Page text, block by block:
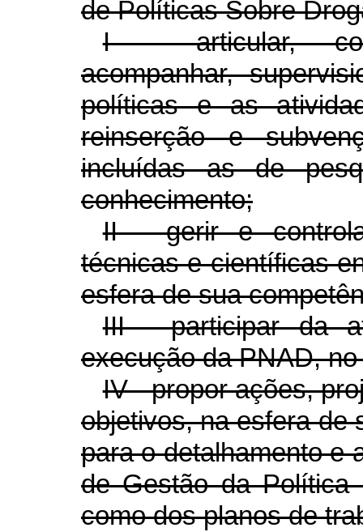
de Políticas Sobre
I - articular,
acompanhar,
políticas e as
reinserção e
incluídas as de
conhecimento;
II - gerir e
técnicas e científicas
esfera de sua
III - participar da
execução da PNAD,
IV - propor ações,
objetivos, na esfera de
para o detalhamento e
de Gestão da Política
como dos planos de